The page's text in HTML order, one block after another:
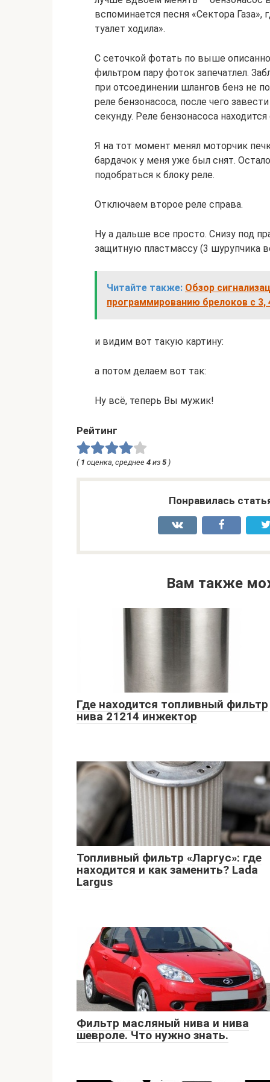
вспоминается песня «Сектора
туалет ходила».
С сеточкой фотать по выше
фильтром пару фоток запечатлел.
при отсоединении шлангов бенз не
реле бензонасоса, после чего
секунду. Реле бензонасоса
Я на тот момент менял моторчик
бардачок у меня уже был снят.
подобраться к блоку реле.
Отключаем второе реле справа.
Ну а дальше все просто. Снизу под
защитную пластмассу (3 шурупчика
Читайте также: Обзор
программированию брелоков с 3,
и видим вот такую картину:
а потом делаем вот так:
Ну всё, теперь Вы мужик!
Рейтинг
( 1 оценка, среднее 4 из 5 )
Понравилась
Вам также
Где находится топливный фильтр
нива 21214 инжектор
Топливный фильтр «Ларгус»: где
находится и как заменить? Lada
Largus
Фильтр масляный нива и нива
шевроле. Что нужно знать.